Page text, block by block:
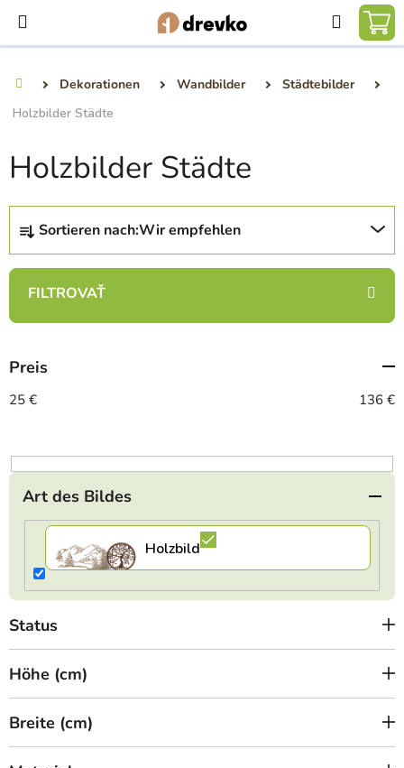
Inhalt
springen
Suchen
Dekorationen Wandbilder
Städtebilder
Holzbilder Städte
Holzbilder Städte
P
o
u
t
s
o
t
i
g
Sortieren nach:Wir empfehlen
Preis
25 € 136 €
Art des Bildes
Status
Höhe (cm)
Breite (cm)